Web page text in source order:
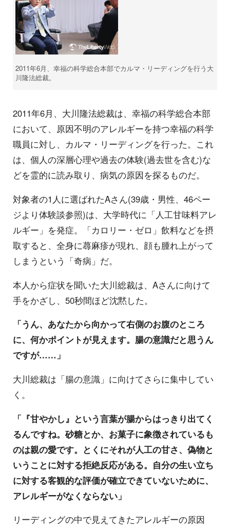
2011年6月、幸福の科学総合本部でカルマ・リーディングを行う大
川隆法総裁。
2011年6月、大川隆法総裁は、幸福の科学総合本部
において、原因不明のアレルギーを持つ幸福の科学
職員に対し、カルマ・リーディングを行った。これ
は、個人の深層心理や過去の体験(過去世を含む)な
どを霊的に読み取り、病気の原因を探るものだ。
対象者の1人に選ばれたAさん(39歳・男性、46ペー
ジより体験談参照)は、大学時代に「人工甘味料アレ
ルギー」を発症。「カロリー・ゼロ」飲料などを摂
取すると、全身に蕁麻疹が現れ、顔も腫れ上がって
しまうという「奇病」だ。
本人から症状を聞いた大川総裁は、Aさんに向けて
手をかざし、50秒間ほど沈黙した。
「うん、あなたから向かって右側のお腹のところ
に、何かポイントが見えます。腸の意識だと思うん
ですが……」
大川総裁は「腸の意識」に向けてさらに集中してい
く。
「『甘やかし』という言葉が腸からはっきり出てく
るんですね。砂糖とか、お菓子に象徴されているも
のは親の愛です。とくにそれが人工の甘さ、偽物と
いうことに対する拒絶反応がある。自分の生い立ち
に対する客観的な評価が確立できていないために、
アレルギーがなくならない」
リーディングの中で見えてきたアレルギーの原因